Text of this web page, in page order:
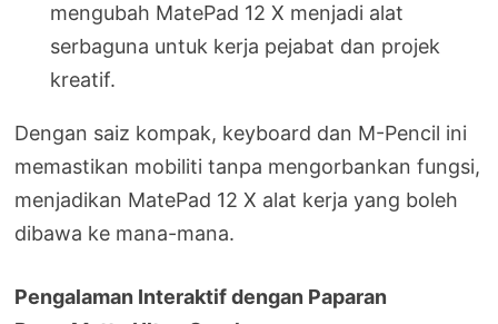
mengubah MatePad 12 X menjadi alat
serbaguna untuk kerja pejabat dan projek
kreatif.
Dengan saiz kompak, keyboard dan M-Pencil ini
memastikan mobiliti tanpa mengorbankan fungsi,
menjadikan MatePad 12 X alat kerja yang boleh
dibawa ke mana-mana.
Pengalaman Interaktif dengan Paparan